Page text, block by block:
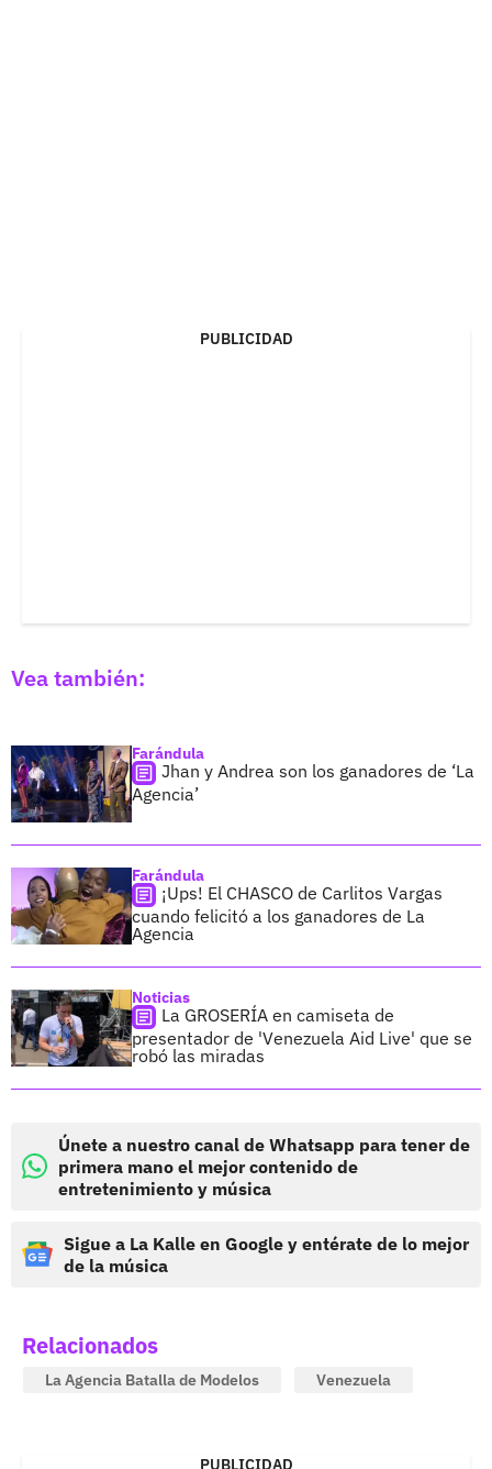
PUBLICIDAD
Vea también:
Farándula
Jhan y Andrea son los ganadores de ‘La
Agencia’
Farándula
¡Ups! El CHASCO de Carlitos Vargas
cuando felicitó a los ganadores de La
Agencia
Noticias
La GROSERÍA en camiseta de
presentador de 'Venezuela Aid Live' que se
robó las miradas
Únete a nuestro canal de Whatsapp para tener de
primera mano el mejor contenido de
entretenimiento y música
Sigue a La Kalle en Google y entérate de lo mejor
de la música
Relacionados
La Agencia Batalla de Modelos Venezuela
PUBLICIDAD